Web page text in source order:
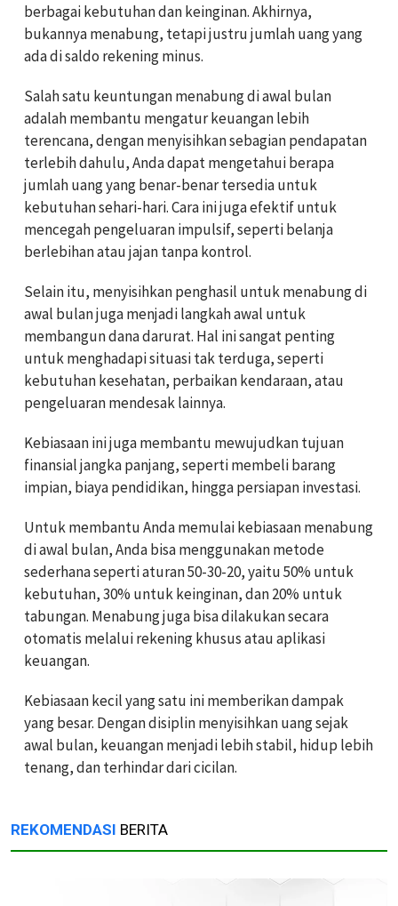
berbagai kebutuhan dan keinginan. Akhirnya,
bukannya menabung, tetapi justru jumlah uang yang
ada di saldo rekening minus.
Salah satu keuntungan menabung di awal bulan
adalah membantu mengatur keuangan lebih
terencana, dengan menyisihkan sebagian pendapatan
terlebih dahulu, Anda dapat mengetahui berapa
jumlah uang yang benar-benar tersedia untuk
kebutuhan sehari-hari. Cara ini juga efektif untuk
mencegah pengeluaran impulsif, seperti belanja
berlebihan atau jajan tanpa kontrol.
Selain itu, menyisihkan penghasil untuk menabung di
awal bulan juga menjadi langkah awal untuk
membangun dana darurat. Hal ini sangat penting
untuk menghadapi situasi tak terduga, seperti
kebutuhan kesehatan, perbaikan kendaraan, atau
pengeluaran mendesak lainnya.
Kebiasaan ini juga membantu mewujudkan tujuan
finansial jangka panjang, seperti membeli barang
impian, biaya pendidikan, hingga persiapan investasi.
Untuk membantu Anda memulai kebiasaan menabung
di awal bulan, Anda bisa menggunakan metode
sederhana seperti aturan 50-30-20, yaitu 50% untuk
kebutuhan, 30% untuk keinginan, dan 20% untuk
tabungan. Menabung juga bisa dilakukan secara
otomatis melalui rekening khusus atau aplikasi
keuangan.
Kebiasaan kecil yang satu ini memberikan dampak
yang besar. Dengan disiplin menyisihkan uang sejak
awal bulan, keuangan menjadi lebih stabil, hidup lebih
tenang, dan terhindar dari cicilan.
REKOMENDASI BERITA